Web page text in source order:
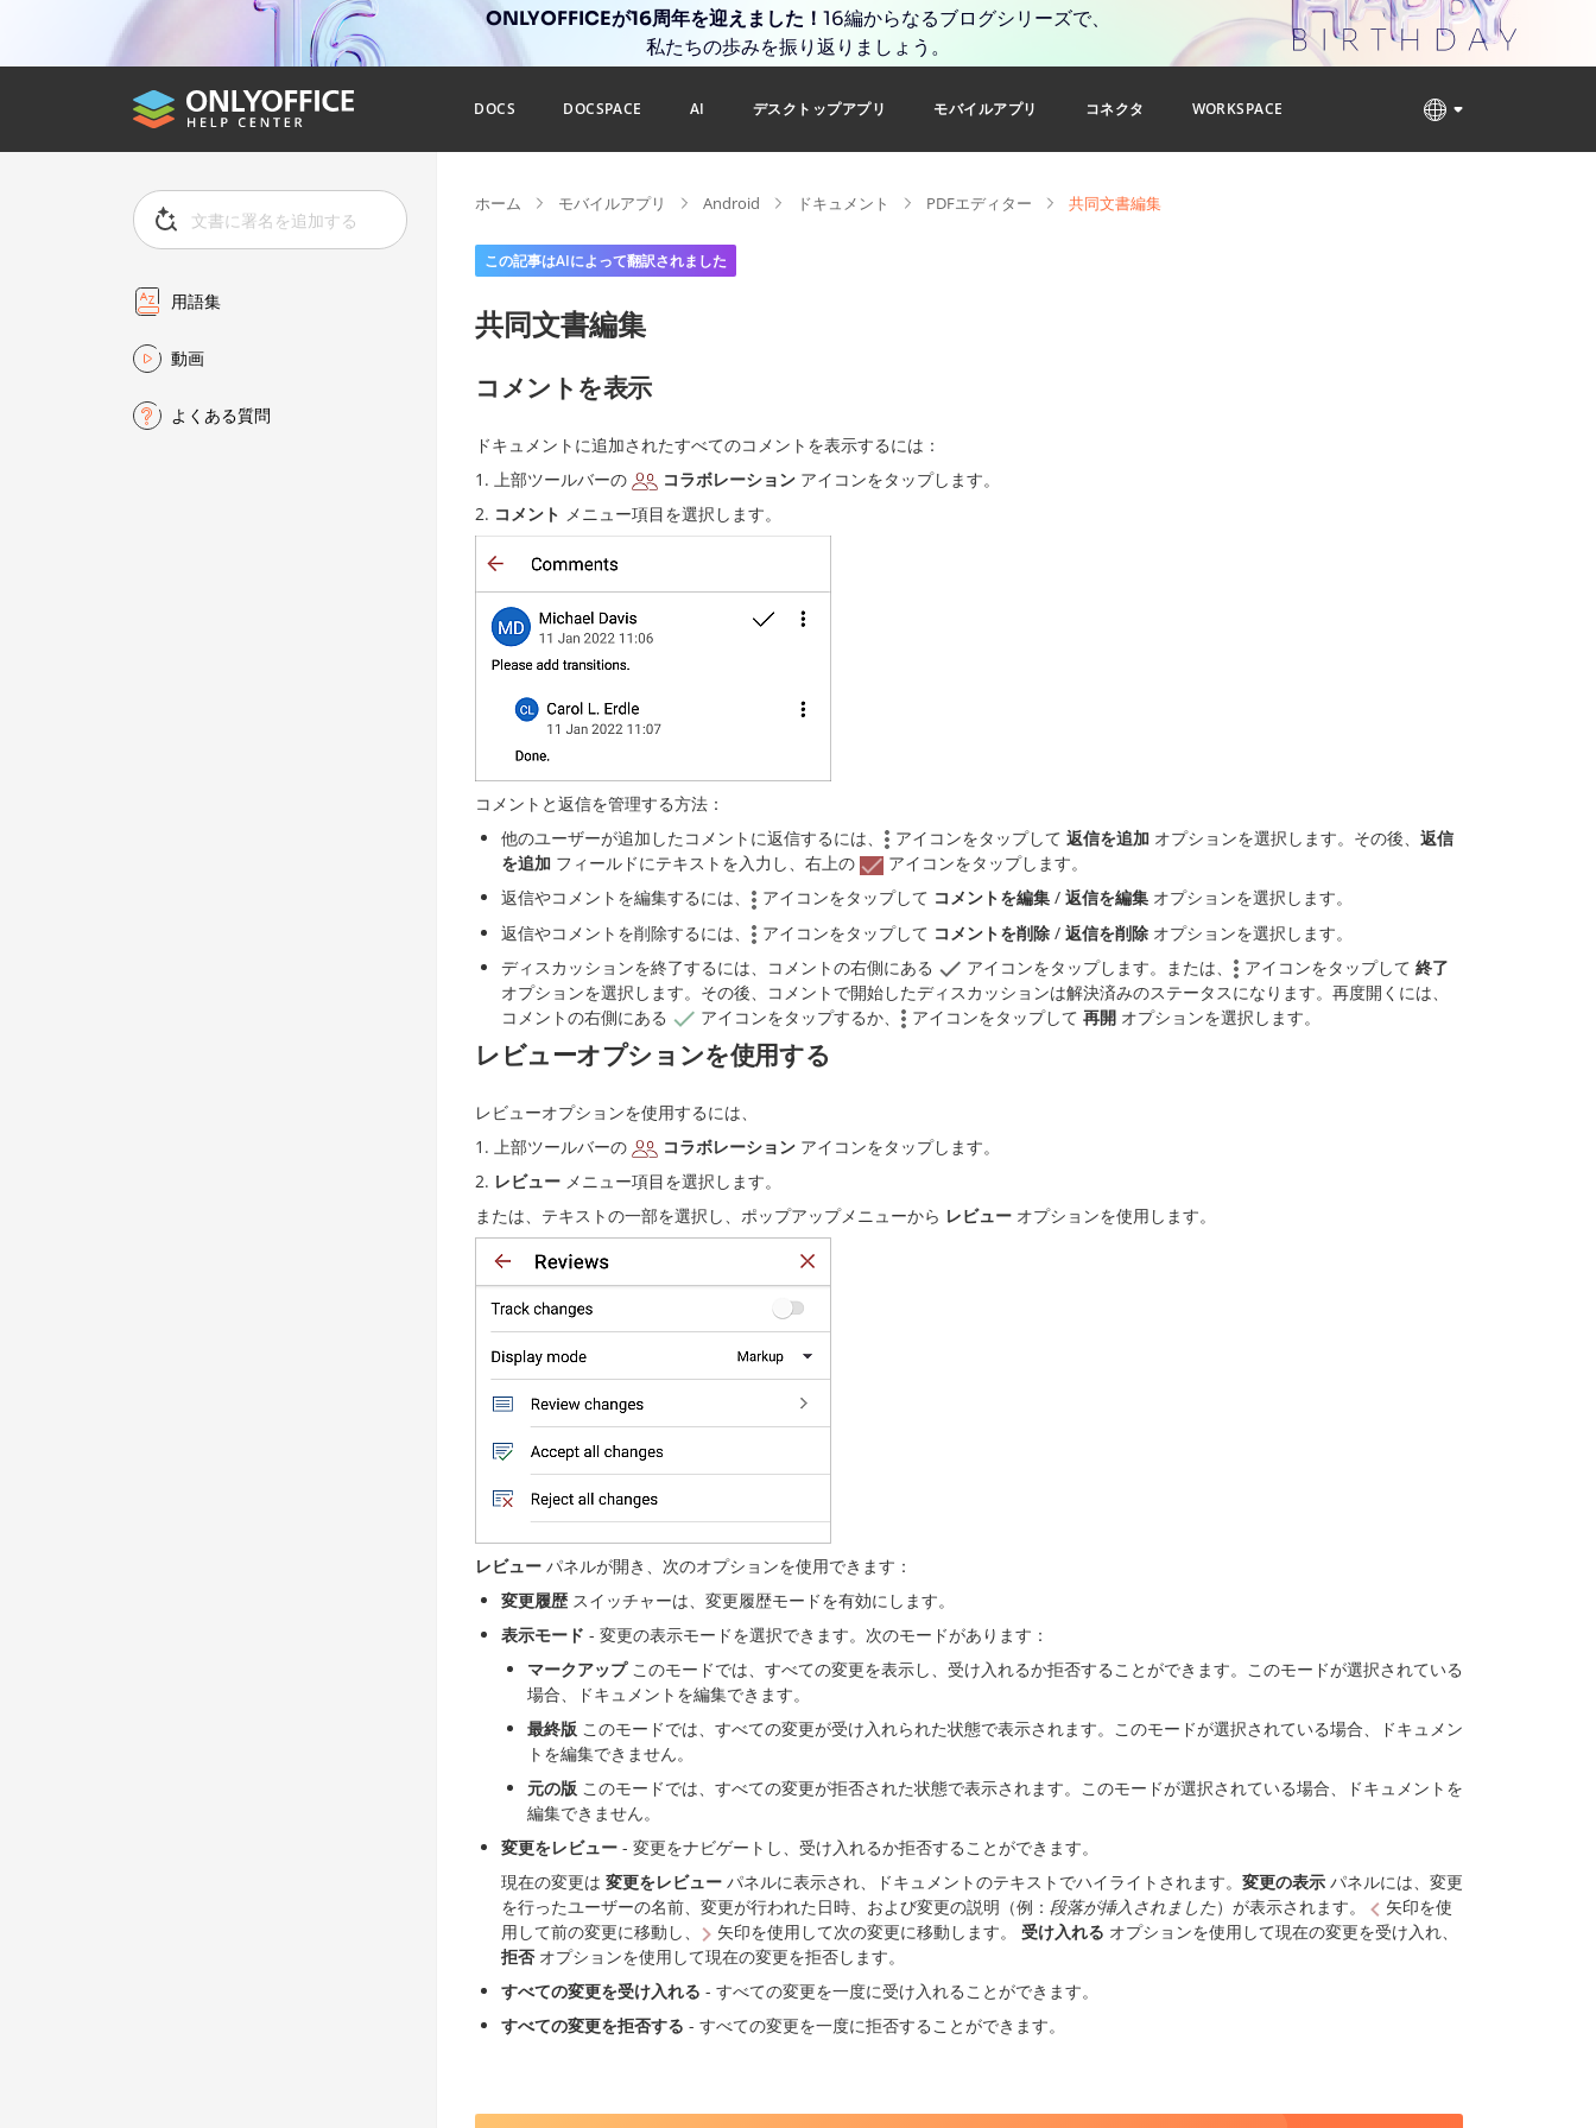
ONLYOFFICEが16周年を迎えました！ 16編からなるブログシリーズで、
私たちの歩みを振り返りましょう。
DOCS DOCSPACE AI デスクトップアプリ モバイルアプリ コネクタ WORKSPACE
用語集
動画
よくある質問
ホーム モバイルアプリ Android ドキュメント PDFエディター 共同文書編集
この記事はAIによって翻訳されました
共同文書編集
コメントを表示
ドキュメントに追加されたすべてのコメントを表示するには：
上部ツールバーの
コラボレーション アイコンをタップします。
コメント メニュー項目を選択します。
コメントと返信を管理する方法：
他のユーザーが追加したコメントに返信するには、
アイコンをタップして 返信を追加 オプションを選択します。その後、 返信
を追加 フィールドにテキストを入力し、右上の
アイコンをタップします。
返信やコメントを編集するには、
アイコンをタップして コメントを編集 / 返信を編集 オプションを選択します。
返信やコメントを削除するには、
アイコンをタップして コメントを削除 / 返信を削除 オプションを選択します。
ディスカッションを終了するには、コメントの右側にある
アイコンをタップします。または、 アイコンをタップして 終了
オプションを選択します。その後、コメントで開始したディスカッションは解決済みのステータスになります。再度開くには、
コメントの右側にある
アイコンをタップするか、 アイコンをタップして 再開 オプションを選択します。
レビューオプションを使用する
レビューオプションを使用するには、
上部ツールバーの
コラボレーション アイコンをタップします。
レビュー メニュー項目を選択します。
または、テキストの一部を選択し、ポップアップメニューから レビュー オプションを使用します。
レビュー パネルが開き、次のオプションを使用できます：
変更履歴 スイッチャーは、変更履歴モードを有効にします。
表示モード - 変更の表示モードを選択できます。次のモードがあります：
マークアップこのモードでは、すべての変更を表示し、受け入れるか拒否することができます。このモードが選択されている
場合、ドキュメントを編集できます。
最終版 このモードでは、すべての変更が受け入れられた状態で表示されます。このモードが選択されている場合、ドキュメン
トを編集できません。
元の版 このモードでは、すべての変更が拒否された状態で表示されます。このモードが選択されている場合、ドキュメントを
編集できません。
変更をレビュー - 変更をナビゲートし、受け入れるか拒否することができます。
現在の変更は 変更をレビュー パネルに表示され、ドキュメントのテキストでハイライトされます。 変更の表示 パネルには、変更
を行ったユーザーの名前、変更が行われた日時、および変更の説明（例： 段落が挿入されました）が表示されます。
矢印を使
用して前の変更に移動し、
矢印を使用して次の変更に移動します。 受け入れる オプションを使用して現在の変更を受け入れ、
拒否オプションを使用して現在の変更を拒否します。
すべての変更を受け入れる - すべての変更を一度に受け入れることができます。
すべての変更を拒否する - すべての変更を一度に拒否することができます。